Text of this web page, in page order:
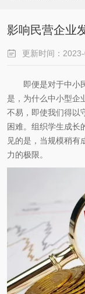
影响民营企业
更新时间：
即便是对于中小
是，为什么中小型企
不易，即使我们得以
困难。组织学生成长
见的是，当规模稍有
力的极限。